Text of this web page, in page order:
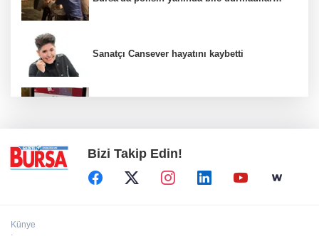
Sanatçı Cansever hayatını kaybetti
Bizi Takip Edin!
Künye